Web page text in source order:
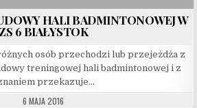
HALI BADMINTONOWEJ W
ZS 6 BIAŁYSTOK
osób przechodzi lub przejeżdża z
treningowej hali badmintonowej i z
przekazuje…
6 MAJA 2016